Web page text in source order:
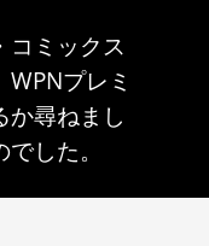
コミックス
プレミ
か尋ねまし
した。